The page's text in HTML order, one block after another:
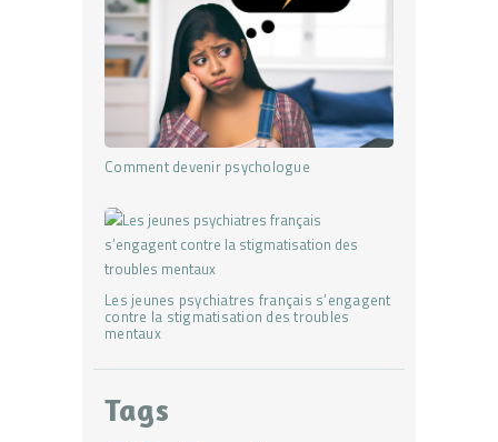
Comment devenir psychologue
Les jeunes psychiatres français s’engagent
contre la stigmatisation des troubles
mentaux
Tags